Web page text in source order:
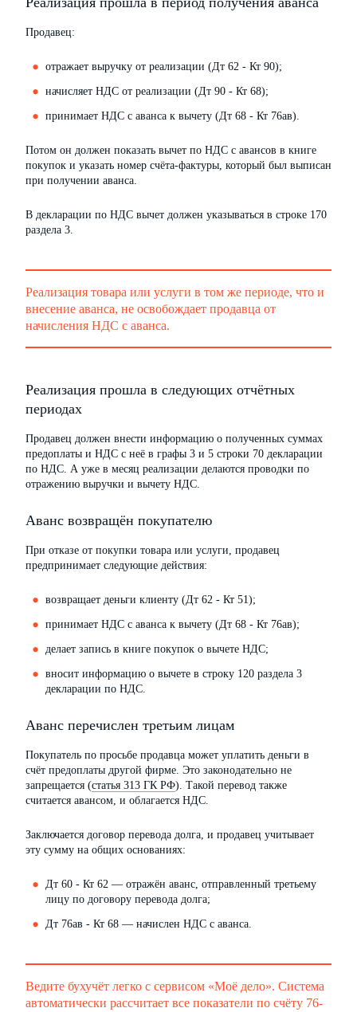
Продавец:
отражает выручку от реализации (Дт 62 - Кт 90);
начисляет НДС от реализации (Дт 90 - Кт 68);
принимает НДС с аванса к вычету (Дт 68 - Кт 76ав).
Потом он должен показать вычет по НДС с авансов в книге
покупок и указать номер счёта-фактуры, который был выписан
при получении аванса.
В декларации по НДС вычет должен указываться в строке 170
раздела 3.
Реализация товара или услуги в том же периоде, что и
внесение аванса, не освобождает продавца от
начисления НДС с аванса.
Реализация прошла в следующих отчётных
периодах
Продавец должен внести информацию о полученных суммах
предоплаты и НДС с неё в графы 3 и 5 строки 70 декларации
по НДС. А уже в месяц реализации делаются проводки по
отражению выручки и вычету НДС.
Аванс возвращён покупателю
При отказе от покупки товара или услуги, продавец
предпринимает следующие действия:
возвращает деньги клиенту (Дт 62 - Кт 51);
принимает НДС с аванса к вычету (Дт 68 - Кт 76ав);
делает запись в книге покупок о вычете НДС;
вносит информацию о вычете в строку 120 раздела 3
декларации по НДС.
Аванс перечислен третьим лицам
Покупатель по просьбе продавца может уплатить деньги в
счёт предоплаты другой фирме. Это законодательно не
запрещается (статья 313 ГК РФ). Такой перевод также
считается авансом, и облагается НДС.
Заключается договор перевода долга, и продавец учитывает
эту сумму на общих основаниях:
Дт 60 - Кт 62 — отражён аванс, отправленный третьему
лицу по договору перевода долга;
Дт 76ав - Кт 68 — начислен НДС с аванса.
Ведите бухучёт легко с сервисом «Моё дело». Система
автоматически рассчитает все показатели по счёту 76-